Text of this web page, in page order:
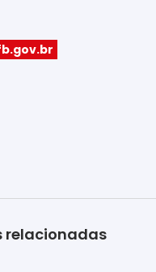
relacionadas